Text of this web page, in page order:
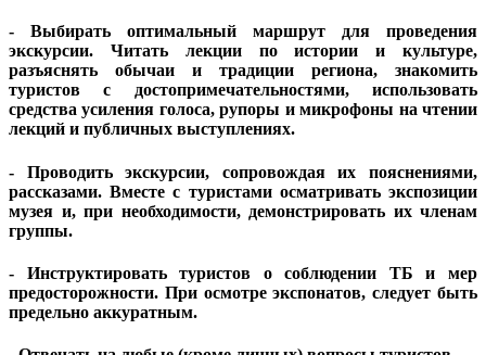
- Выбирать оптимальный маршрут для проведения
экскурсии. Читать лекции по истории и культуре,
разъяснять обычаи и традиции региона, знакомить
туристов с достопримечательностями, использовать
средства усиления голоса, рупоры и микрофоны на чтении
лекций и публичных выступлениях.
- Проводить экскурсии, сопровождая их пояснениями,
рассказами. Вместе с туристами осматривать экспозиции
музея и, при необходимости, демонстрировать их членам
группы.
- Инструктировать туристов о соблюдении ТБ и мер
предосторожности. При осмотре экспонатов, следует быть
предельно аккуратным.